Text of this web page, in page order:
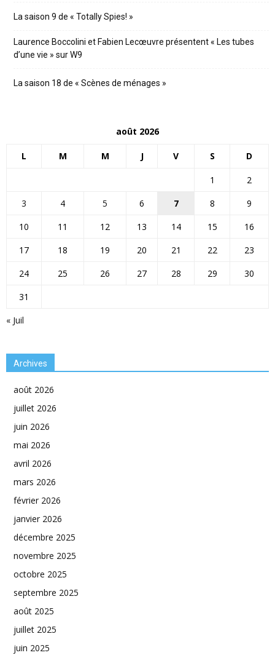
La saison 9 de « Totally Spies! »
Laurence Boccolini et Fabien Lecœuvre présentent « Les tubes
d’une vie » sur W9
La saison 18 de « Scènes de ménages »
août 2026
L M M J V S D
« Juil
1
2
3
4 5 6 7 8
9
10
11 12 13 14 15
16
17
18 19 20 21 22
23
24
25 26 27 28 29
30
31
Archives
août 2026
juillet 2026
juin 2026
mai 2026
avril 2026
mars 2026
février 2026
janvier 2026
décembre 2025
novembre 2025
octobre 2025
septembre 2025
août 2025
juillet 2025
juin 2025